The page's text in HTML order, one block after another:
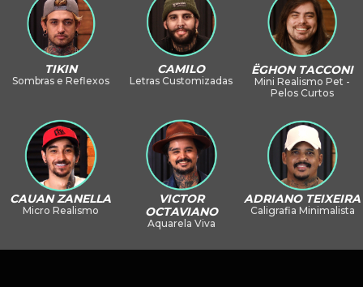
TIKIN
Sombras e Reflexos
CAMILO
Letras Customizadas
ËGHON TACCONI
Mini Realismo Pet -
Pelos Curtos
CAUAN ZANELLA
Micro Realismo
VICTOR
OCTAVIANO
Aquarela Viva
ADRIANO TEIXEIRA
Caligrafia Minimalista